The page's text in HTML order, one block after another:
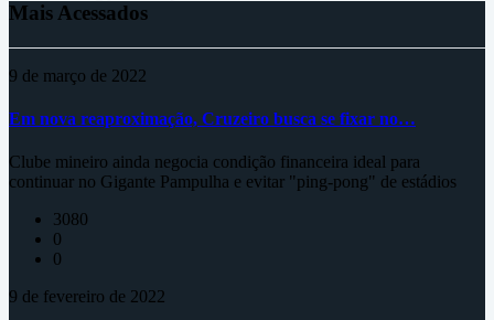
Mais Acessados
9 de março de 2022
Em nova reaproximação, Cruzeiro busca se fixar no…
Clube mineiro ainda negocia condição financeira ideal para
continuar no Gigante Pampulha e evitar "ping-pong" de estádios
3080
0
0
9 de fevereiro de 2022